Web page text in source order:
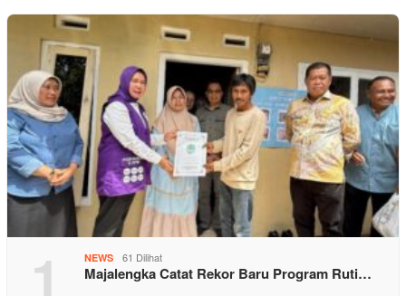
1 NEWS 61 Dilihat
Majalengka Catat Rekor Baru Program Ruti…